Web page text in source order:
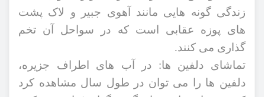
زندگی گونه‌ هایی مانند آهوی جبیر و لاک ‌پشت
‌های پوزه‌ عقابی است که در سواحل آن تخم‌
گذاری می ‌کنند.
تماشای دلفین ‌ها: در آب ‌های اطراف جزیره،
دلفین ‌ها را می ‌توان در طول سال مشاهده کرد